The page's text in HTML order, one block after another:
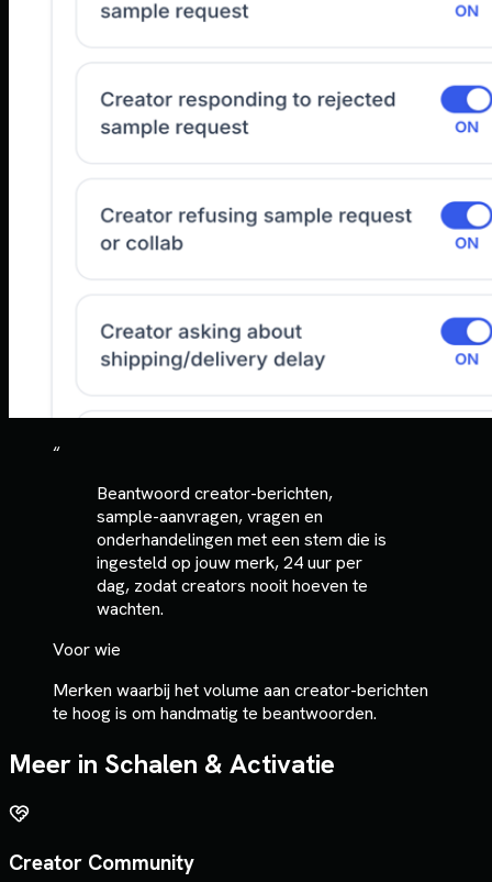
“
Beantwoord creator-berichten,
sample-aanvragen, vragen en
onderhandelingen met een stem die is
ingesteld op jouw merk, 24 uur per
dag, zodat creators nooit hoeven te
wachten.
Voor wie
Merken waarbij het volume aan creator-berichten
te hoog is om handmatig te beantwoorden.
Meer in Schalen & Activatie
Creator Community